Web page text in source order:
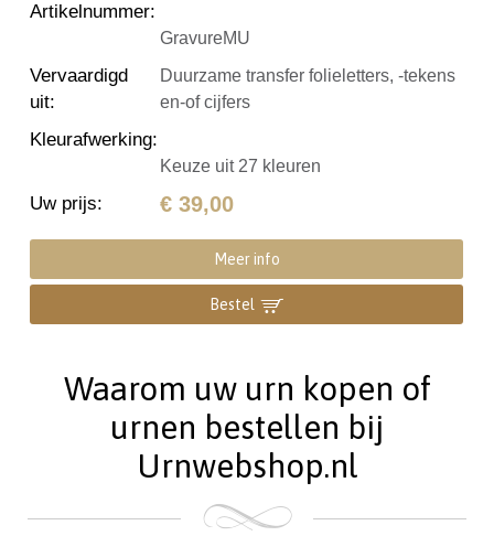
Artikelnummer:
GravureMU
Vervaardigd
uit:
Duurzame transfer folieletters, -tekens
en-of cijfers
Kleurafwerking:
Keuze uit 27 kleuren
Uw prijs: € 39,00
Meer info
Bestel
Waarom uw urn kopen of
urnen bestellen bij
Urnwebshop.nl